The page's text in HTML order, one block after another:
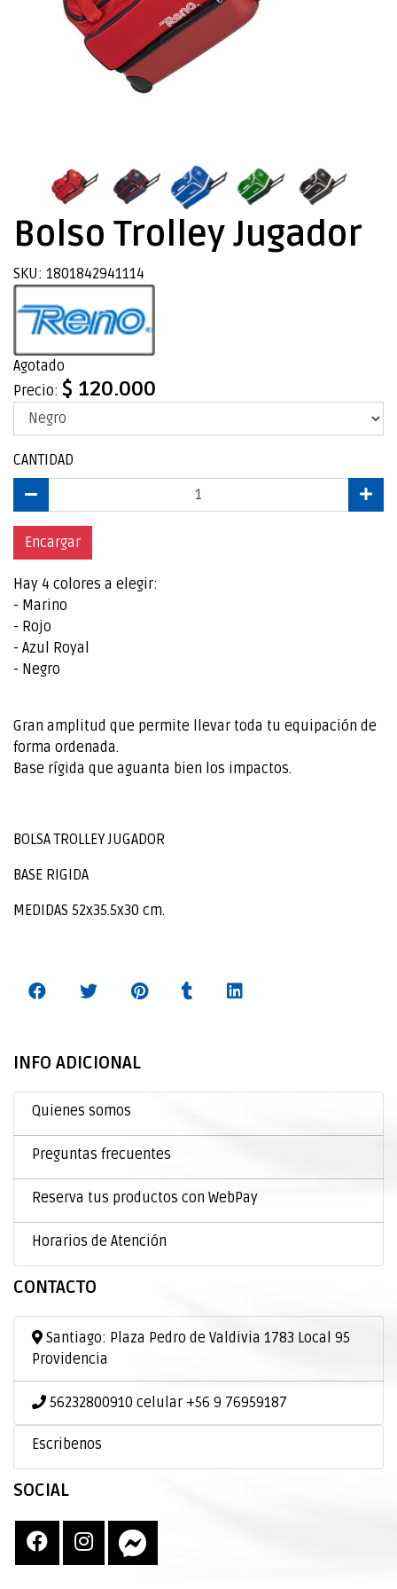
Bolso Trolley Jugador
SKU: 1801842941114
Agotado
Precio: $ 120.000
CANTIDAD
Encargar
Hay 4 colores a elegir:
- Marino
- Rojo
- Azul Royal
- Negro
Gran amplitud que permite llevar toda tu equipación de
forma ordenada.
Base rígida que aguanta bien los impactos.
BOLSA TROLLEY JUGADOR
BASE RIGIDA
MEDIDAS 52x35.5x30 cm.
INFO ADICIONAL
Quienes somos
Preguntas frecuentes
Reserva tus productos con WebPay
Horarios de Atención
CONTACTO
Santiago: Plaza Pedro de Valdivia 1783 Local 95
Providencia
56232800910 celular +56 9 76959187
Escribenos
SOCIAL